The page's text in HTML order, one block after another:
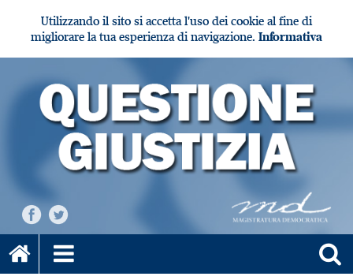
Utilizzando il sito si accetta l'uso dei cookie al fine di
migliorare la tua esperienza di navigazione. Informativa